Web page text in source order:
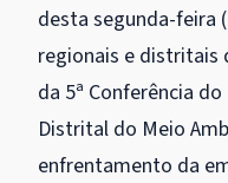
desta segunda-feira
regionais e distritais
da 5ª Conferência
Distrital do Meio
enfrentamento da